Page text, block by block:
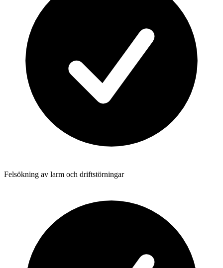
Felsökning av larm och driftstörningar